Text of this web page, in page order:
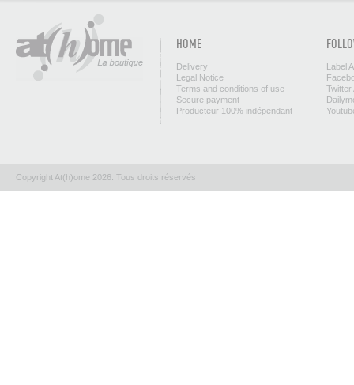
HOME
Delivery
Legal Notice
Terms and conditions of use
Secure payment
Producteur 100% indépendant
Label
Twitter
Copyright At(h)ome 2026. Tous droits réservés